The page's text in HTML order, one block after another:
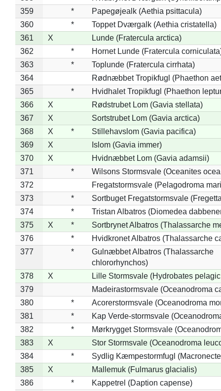
359
*
Papegøjealk (Aethia psittacula)
360
*
Toppet Dværgalk (Aethia cristatella)
361
X
Lunde (Fratercula arctica)
362
*
Hornet Lunde (Fratercula
363
*
Toplunde (Fratercula cirrhata)
364
Rødnæbbet Tropikfugl (Phaethon
365
*
Hvidhalet Tropikfugl (Phaethon
366
X
Rødstrubet Lom (Gavia stellata)
367
X
Sortstrubet Lom (Gavia arctica)
368
X *
Stillehavslom (Gavia pacifica)
369
X
Islom (Gavia immer)
370
X
Hvidnæbbet Lom (Gavia adamsii)
371
*
Wilsons Stormsvale (Oceanites
372
Fregatstormsvale (Pelagodroma
373
*
Sortbuget Fregatstormsvale
374
*
Tristan Albatros (Diomedea
375
X *
Sortbrynet Albatros (Thalassarche
376
*
Hvidkronet Albatros (Thalassarche
377
*
Gulnæbbet Albatros (Thalassarche
chlororhynchos)
378
X
Lille Stormsvale (Hydrobates
379
Madeirastormsvale (Oceanodroma
380
*
Acorerstormsvale (Oceanodroma
381
*
Kap Verde-stormsvale
382
*
Mørkrygget Stormsvale
383
X
Stor Stormsvale (Oceanodroma
384
*
Sydlig Kæmpestormfugl
385
X
Mallemuk (Fulmarus glacialis)
386
*
Kappetrel (Daption capense)